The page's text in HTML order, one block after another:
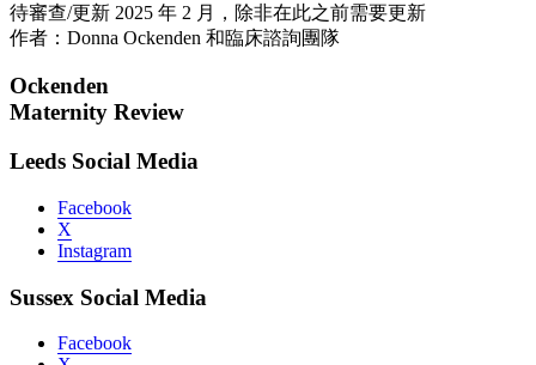
待審查/更新 2025 年 2 月，除非在此之前需要更新
作者：Donna Ockenden 和臨床諮詢團隊
Ockenden
Maternity Review
Leeds Social Media
Facebook
X
Instagram
Sussex Social Media
Facebook